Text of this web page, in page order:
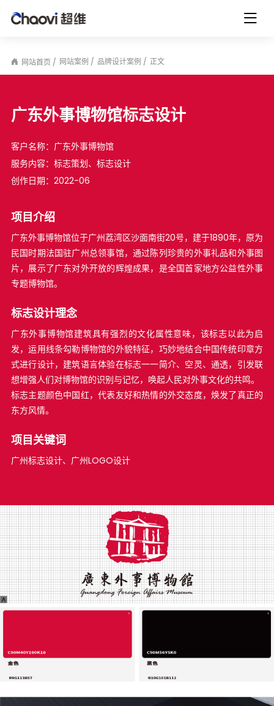
网站首页 网站案例 品牌设计案例 正文
广东外事博物馆标志设计
客户名称： 广东外事博物馆
服务内容： 标志策划、标志设计
创作日期： 2022-06
项目介绍
广东外事博物馆位于广州荔湾区沙面南街20号，建于1890年，原为
民国时期法国驻广州总领事馆，通过陈列珍贵的外事礼品和外事图
片，展示了广东对外开放的辉煌成果，是全国首家地方公益性外事
专题博物馆。
标志设计理念
广东外事博物馆建筑具有强烈的文化属性意味，该标志以此为启
发，运用线条勾勒博物馆的外貌特征，巧妙地结合中国传统印章方
式进行设计，建筑语言体验在标志一一简介、空灵、通透，引发联
想增强人们对博物馆的识别与记忆，唤起人民对外事文化的共鸣。
标志主题颜色中国红，代表友好和热情的外交态度，焕发了真正的
东方风情。
项目关键词
广州标志设计、广州LOGO设计